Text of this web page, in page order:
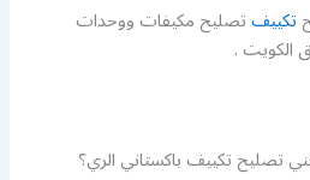
تكييفتصليح مكيفات ووحدات
الكويت .
تصليح تكييف باكستاني الري؟